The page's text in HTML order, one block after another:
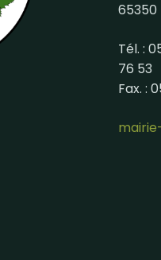
65350
Tél. :
76 53
Fax. :